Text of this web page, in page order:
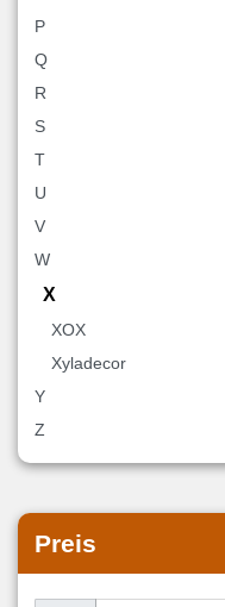
P
Q
R
S
T
U
V
W
X
XOX
Xyladecor
Y
Z
Preis